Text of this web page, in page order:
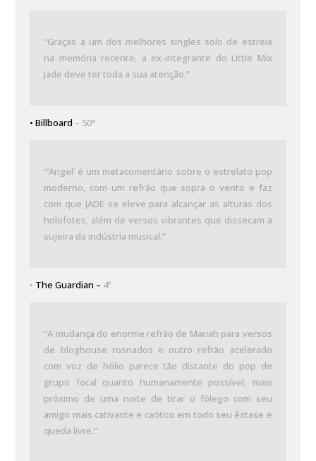
“Graças a um dos melhores singles solo de estreia
na memória recente, a ex-integrante do Little Mix
Jade deve ter toda a sua atenção.”
•Billboard – 50°
“’Angel’ é um metacomentário sobre o estrelato pop
moderno, com um refrão que sopra o vento e faz
com que JADE se eleve para alcançar as alturas dos
holofotes, além de versos vibrantes que dissecam a
sujeira da indústria musical.”
• The Guardian – 4º
“A mudança do enorme refrão de Mariah para versos
de bloghouse rosnados e outro refrão acelerado
com voz de hélio parece tão distante do pop de
grupo focal quanto humanamente possível; mais
próximo de uma noite de tirar o fôlego com seu
amigo mais cativante e caótico em todo seu êxtase e
queda livre.”